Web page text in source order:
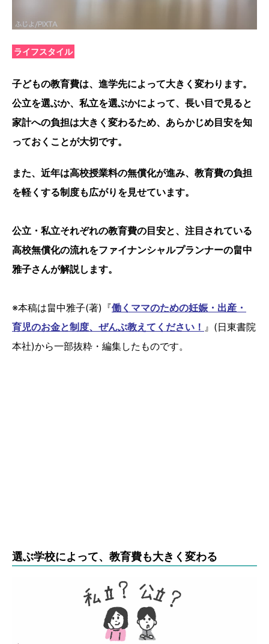
ライフスタイル
子どもの教育費は、進学先によって大きく変わります。
公立を選ぶか、私立を選ぶかによって、長い目で見ると
家計への負担は大きく変わるため、あらかじめ目安を知
っておくことが大切です。
また、近年は高校授業料の無償化が進み、教育費の負担
を軽くする制度も広がりを見せています。
公立・私立それぞれの教育費の目安と、注目されている
高校無償化の流れをファイナンシャルプランナーの畠中
雅子さんが解説します。
※本稿は畠中雅子(著)『働くママのための妊娠・出産・
育児のお金と制度、ぜんぶ教えてください！ 』(日東書院
本社)から一部抜粋・編集したものです。
選ぶ学校によって、教育費も大きく変わる